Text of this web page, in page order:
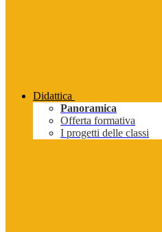
Didattica
Panoramica
Offerta formativa
I progetti delle classi